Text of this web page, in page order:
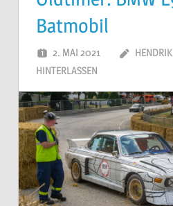
Batmobil
2. MAI 2021 HENDRIK
HINTERLASSEN